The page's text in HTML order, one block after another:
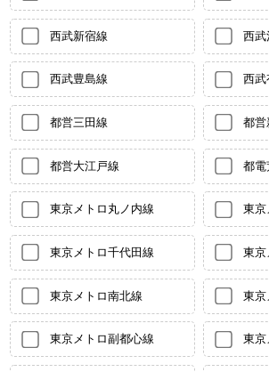
西武新宿線 西武
西武豊島線 西武
都営三田線 都営
都営大江戸線 都電
東京メトロ丸ノ内線 東京
東京メトロ千代田線 東京
東京メトロ南北線 東京
東京メトロ副都心線 東京